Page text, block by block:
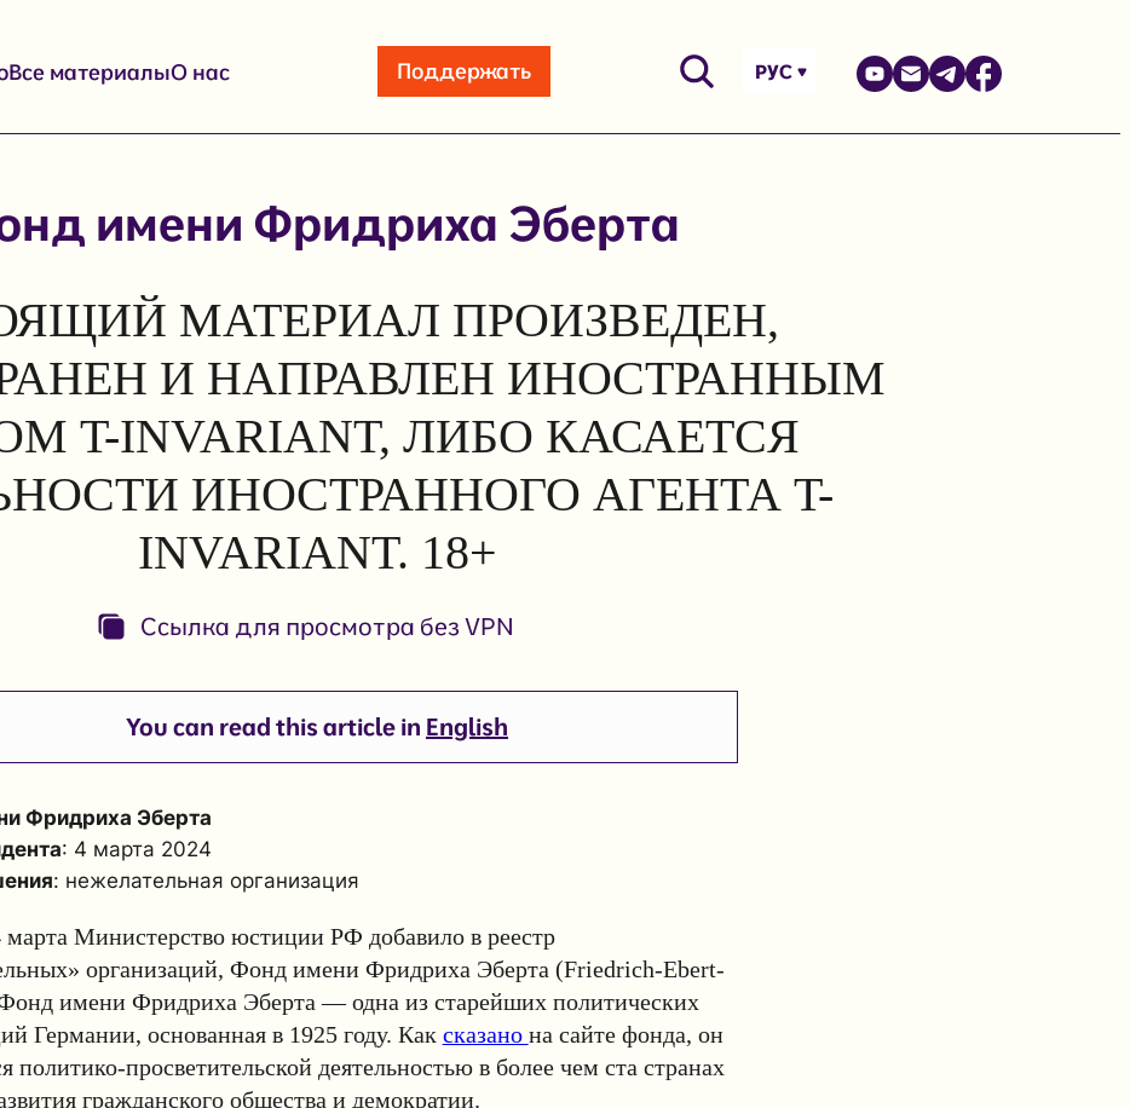
Все материалыО нас Поддержать РУС
имени Фридриха Эберта
МАТЕРИАЛ ПРОИЗВЕДЕН,
И НАПРАВЛЕН ИНОСТРАННЫМ
T-INVARIANT, ЛИБО КАСАЕТСЯ
ИНОСТРАННОГО АГЕНТА T-
INVARIANT. 18+
Ссылка для просмотра без VPN
You can read this article in English
Фридриха Эберта
: 4 марта 2024
: нежелательная организация
марта Министерство юстиции РФ добавило в реестр
организаций, Фонд имени Фридриха Эберта (Friedrich-Ebert-
имени Фридриха Эберта — одна из старейших политических
Германии, основанная в 1925 году. Как сказано на сайте фонда, он
политико-просветительской деятельностью в более чем ста странах
гражданского общества и демократии.